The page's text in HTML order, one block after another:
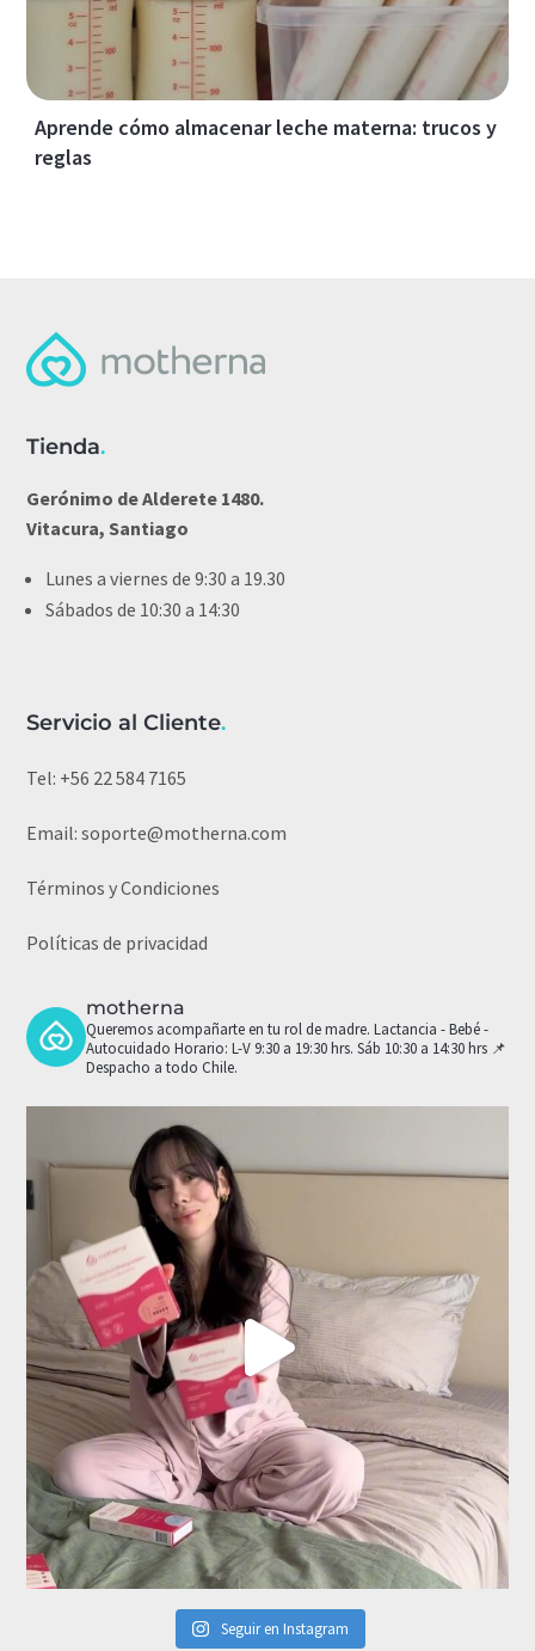
Aprende cómo almacenar leche materna: trucos y
reglas
Tienda.
Gerónimo de Alderete 1480.
Vitacura, Santiago
Lunes a viernes de 9:30 a 19.30
Sábados de 10:30 a 14:30
Servicio al Cliente.
Tel: +56 22 584 7165
Email:soporte@motherna.com
Términos y Condiciones
Políticas de privacidad
motherna
Queremos acompañarte en tu rol de madre. Lactancia - Bebé -
Autocuidado Horario: L-V 9:30 a 19:30 hrs. Sáb 10:30 a 14:30 hrs 📌
Despacho a todo Chile.
Seguir en Instagram